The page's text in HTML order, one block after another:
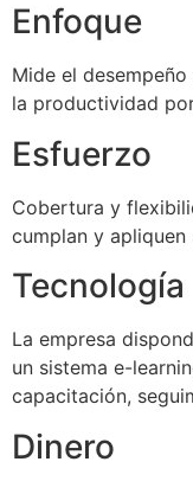
Enfoque
Mide el
la productividad
Esfuerzo
Cobertura y
cumplan y
Tecnología
La empresa
un sistema e-
capacitación,
Dinero